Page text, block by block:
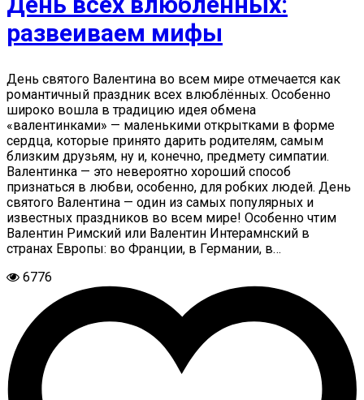
развеиваем мифы
День святого Валентина во всем мире отмечается как
романтичный праздник всех влюблённых. Особенно
широко вошла в традицию идея обмена
«валентинками» — маленькими открытками в форме
сердца, которые принято дарить родителям, самым
близким друзьям, ну и, конечно, предмету симпатии.
Валентинка — это невероятно хороший способ
признаться в любви, особенно, для робких людей. День
святого Валентина — один из самых популярных и
известных праздников во всем мире! Особенно чтим
Валентин Римский или Валентин Интерамнский в
странах Европы: во Франции, в Германии, в…
6776